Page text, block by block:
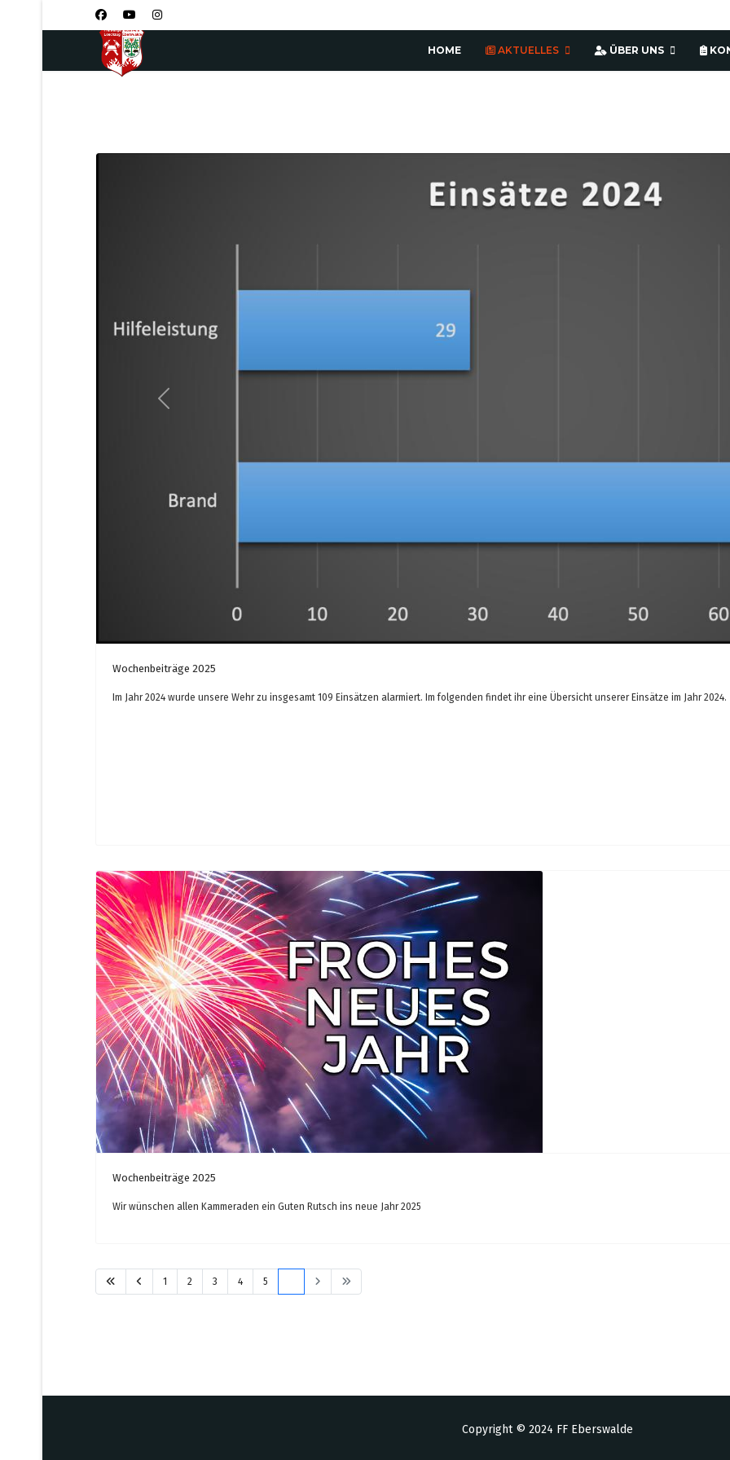
HOME AKTUELLES ÜBER UNS
Previous
Wochenbeiträge 2025
Im Jahr 2024 wurde unsere Wehr zu insgesamt 109 Einsätzen alarmiert. Im folgenden findet ihr eine Übersicht unserer Einsätze im Jahr 2024.
Wochenbeiträge 2025
Wir wünschen allen Kammeraden ein Guten Rutsch ins neue Jahr 2025
1 2 3 4 5
Copyright © 2024 FF Eberswalde